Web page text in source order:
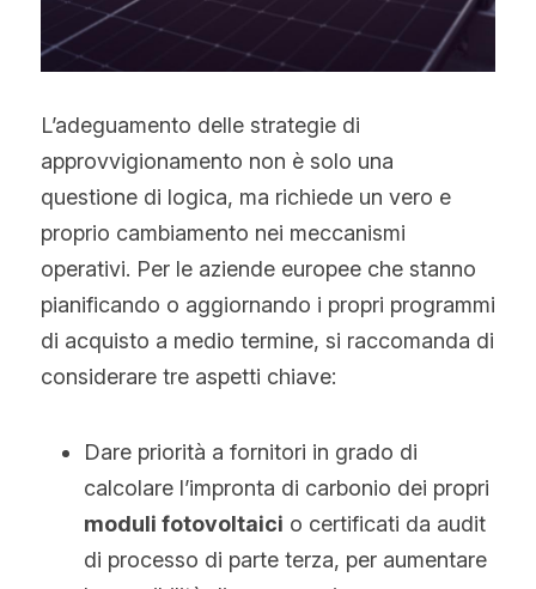
L’adeguamento delle strategie di
approvvigionamento non è solo una
questione di logica, ma richiede un vero e
proprio cambiamento nei meccanismi
operativi. Per le aziende europee che stanno
pianificando o aggiornando i propri programmi
di acquisto a medio termine, si raccomanda di
considerare tre aspetti chiave:
Dare priorità a fornitori in grado di
moduli fotovoltaici o certificati da audit
di processo di parte terza, per aumentare